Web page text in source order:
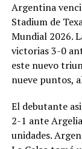
Argentina
Stadium de
Mundial 2026.
victorias 3-0
este nuevo
nueve puntos,
El debutante
2-1 ante
unidades.